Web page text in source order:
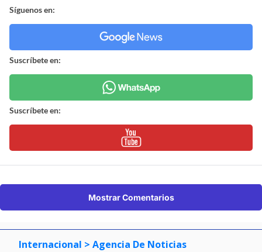
Síguenos en:
Suscríbete en:
Suscríbete en:
Mostrar Comentarios
Internacional > Agencia De Noticias